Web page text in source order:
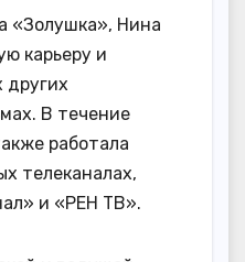
«Золушка», Нина
карьеру и
других
В течение
работала
телеканалах,
и «РЕН ТВ».